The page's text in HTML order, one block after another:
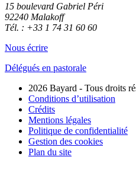
15 boulevard Gabriel Péri
92240 Malakoff
Tél. : +33 1 74 31 60 60
Nous écrire
Délégués en pastorale
2026 Bayard - Tous droits
Conditions d’utilisation
Crédits
Mentions légales
Politique de confidentialité
Gestion des cookies
Plan du site